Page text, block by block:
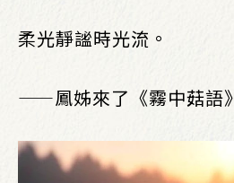
柔光靜謐時光流。
——鳳姊來了《霧中菇語》